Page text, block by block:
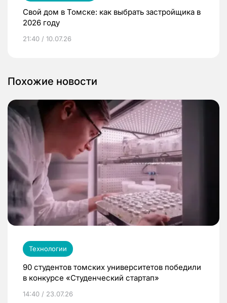
Свой дом в Томске: как выбрать застройщика в
2026 году
21:40 / 10.07.26
Похожие новости
Технологии
90 студентов томских университетов победили
в конкурсе «Студенческий стартап»
14:40 / 23.07.26